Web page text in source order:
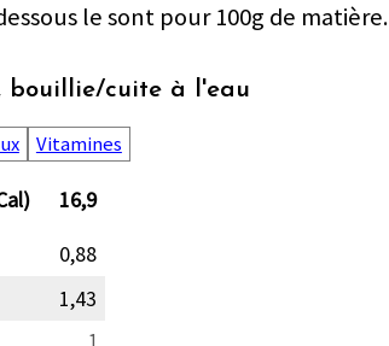
le sont pour 100g de matière.
bouillie/cuite à l'eau
Vitamines
16,9
0,88
1,43